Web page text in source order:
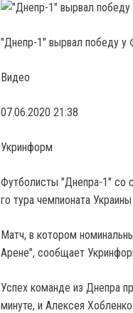
"Днепр-1" вырвал победу у
Видео
07.06.2020 21:38
Укринформ
Футболисты "Днепра-1" со
го тура чемпионата
Матч, в котором
Арене", сообщает
Успех команде из Днепра
минуте, и Алексея